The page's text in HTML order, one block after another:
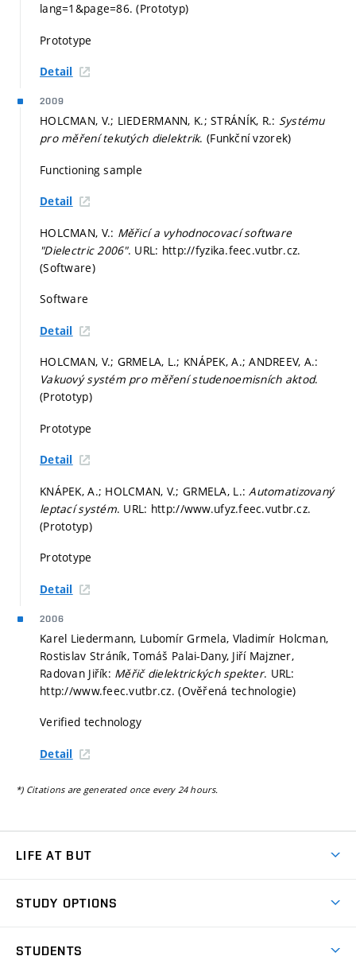
lang=1&page=86. (Prototyp)
Prototype
Detail
2009
HOLCMAN, V.; LIEDERMANN, K.; STRÁNÍK, R.: Systému
pro měření tekutých dielektrik. (Funkční vzorek)
Functioning sample
Detail
HOLCMAN, V.: Měřicí a vyhodnocovací software
"Dielectric 2006". URL: http://fyzika.feec.vutbr.cz.
(Software)
Software
Detail
HOLCMAN, V.; GRMELA, L.; KNÁPEK, A.; ANDREEV, A.:
Vakuový systém pro měření studenoemisních aktod.
(Prototyp)
Prototype
Detail
KNÁPEK, A.; HOLCMAN, V.; GRMELA, L.:Automatizovaný
leptací systém. URL: http://www.ufyz.feec.vutbr.cz.
(Prototyp)
Prototype
Detail
2006
Karel Liedermann, Lubomír Grmela, Vladimír Holcman,
Rostislav Stráník, Tomáš Palai-Dany, Jiří Majzner,
Radovan Jiřík: Měřič dielektrických spekter. URL:
http://www.feec.vutbr.cz. (Ověřená technologie)
Verified technology
Detail
*) Citations are generated once every 24 hours.
LIFE AT BUT
Dormitories
STUDY OPTIONS
STUDENTS